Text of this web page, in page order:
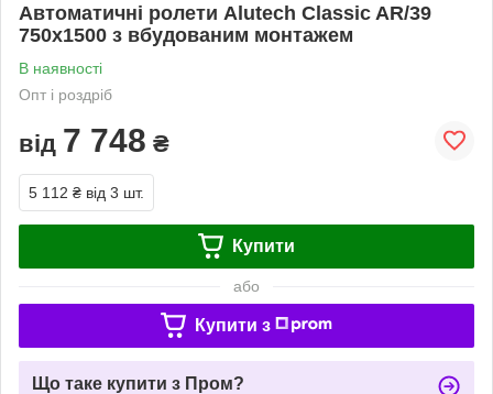
Автоматичні ролети Alutech Classic AR/39
750х1500 з вбудованим монтажем
В наявності
Опт і роздріб
від 7 748 ₴
5 112 ₴ від 3 шт.
Купити
або
Купити з
Що таке купити з Пром?